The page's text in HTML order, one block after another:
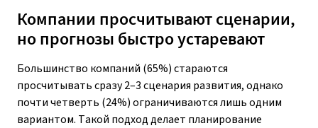
Компании просчитывают сценарии,
но прогнозы быстро устаревают
Большинство компаний (65%) стараются
просчитывать сразу 2–3 сценария развития, однако
почти четверть (24%) ограничиваются лишь одним
вариантом. Такой подход делает планирование